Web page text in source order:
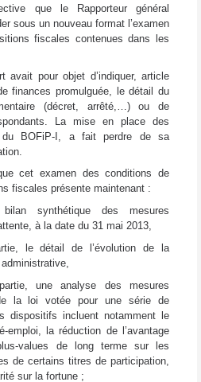
que le Rapporteur général
sous un nouveau format l’examen
fiscales contenues dans les
avait pour objet d’indiquer, article
finances promulguée, le détail du
(décret, arrêté,…) ou de
La mise en place des
du BOFiP-I, a fait perdre de sa
cet examen des conditions de
fiscales présente maintenant :
synthétique des mesures
à la date du 31 mai 2013,
le détail de l’évolution de la
une analyse des mesures
la loi votée pour une série de
dispositifs incluent notamment le
emploi, la réduction de l’avantage
values de long terme sur les
de certains titres de participation,
sur la fortune ;